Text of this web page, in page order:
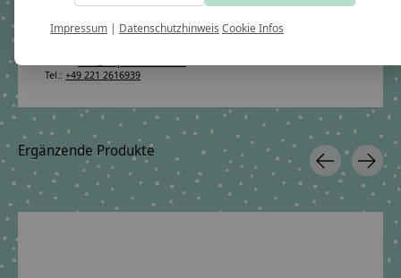
Angaben zum Hersteller:
crêpes suzette GmbH & Co. KG
Sülzburgstraße 108
Tel.: +49 221 2616939
Ergänzende Produkte
Carousel items
Impressum | Datenschutzhinweis Cookie Infos